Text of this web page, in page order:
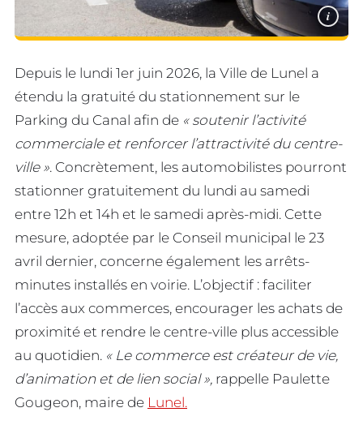
i
Depuis le lundi 1er juin 2026, la Ville de Lunel a
étendu la gratuité du stationnement sur le
Parking du Canal afin de « soutenir l’activité
commerciale et renforcer l’attractivité du centre-
ville ». Concrètement, les automobilistes pourront
stationner gratuitement du lundi au samedi
entre 12h et 14h et le samedi après-midi. Cette
mesure, adoptée par le Conseil municipal le 23
avril dernier, concerne également les arrêts-
minutes installés en voirie. L’objectif : faciliter
l’accès aux commerces, encourager les achats de
proximité et rendre le centre-ville plus accessible
au quotidien. « Le commerce est créateur de vie,
d’animation et de lien social », rappelle Paulette
Gougeon, maire de Lunel.